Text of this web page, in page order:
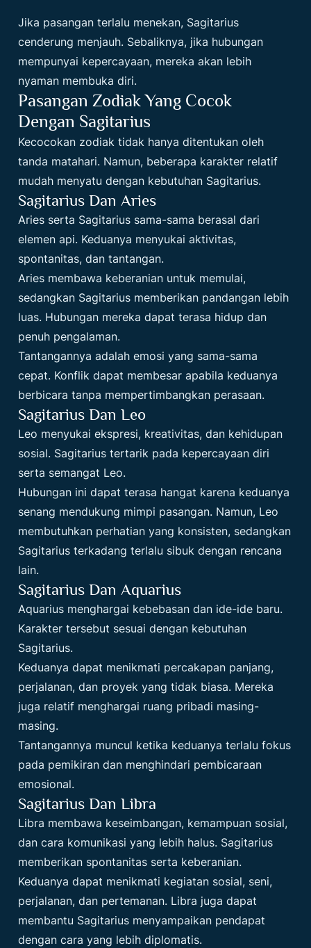
Jika pasangan terlalu menekan, Sagitarius
cenderung menjauh. Sebaliknya, jika hubungan
mempunyai kepercayaan, mereka akan lebih
nyaman membuka diri.
Pasangan Zodiak Yang Cocok
Dengan Sagitarius
Kecocokan zodiak tidak hanya ditentukan oleh
tanda matahari. Namun, beberapa karakter relatif
mudah menyatu dengan kebutuhan Sagitarius.
Sagitarius Dan Aries
Aries serta Sagitarius sama-sama berasal dari
elemen api. Keduanya menyukai aktivitas,
spontanitas, dan tantangan.
Aries membawa keberanian untuk memulai,
sedangkan Sagitarius memberikan pandangan lebih
luas. Hubungan mereka dapat terasa hidup dan
penuh pengalaman.
Tantangannya adalah emosi yang sama-sama
cepat. Konflik dapat membesar apabila keduanya
berbicara tanpa mempertimbangkan perasaan.
Sagitarius Dan Leo
Leo menyukai ekspresi, kreativitas, dan kehidupan
sosial. Sagitarius tertarik pada kepercayaan diri
serta semangat Leo.
Hubungan ini dapat terasa hangat karena keduanya
senang mendukung mimpi pasangan. Namun, Leo
membutuhkan perhatian yang konsisten, sedangkan
Sagitarius terkadang terlalu sibuk dengan rencana
lain.
Sagitarius Dan Aquarius
Aquarius menghargai kebebasan dan ide-ide baru.
Karakter tersebut sesuai dengan kebutuhan
Sagitarius.
Keduanya dapat menikmati percakapan panjang,
perjalanan, dan proyek yang tidak biasa. Mereka
juga relatif menghargai ruang pribadi masing-
masing.
Tantangannya muncul ketika keduanya terlalu fokus
pada pemikiran dan menghindari pembicaraan
emosional.
Sagitarius Dan Libra
Libra membawa keseimbangan, kemampuan sosial,
dan cara komunikasi yang lebih halus. Sagitarius
memberikan spontanitas serta keberanian.
Keduanya dapat menikmati kegiatan sosial, seni,
perjalanan, dan pertemanan. Libra juga dapat
membantu Sagitarius menyampaikan pendapat
dengan cara yang lebih diplomatis.